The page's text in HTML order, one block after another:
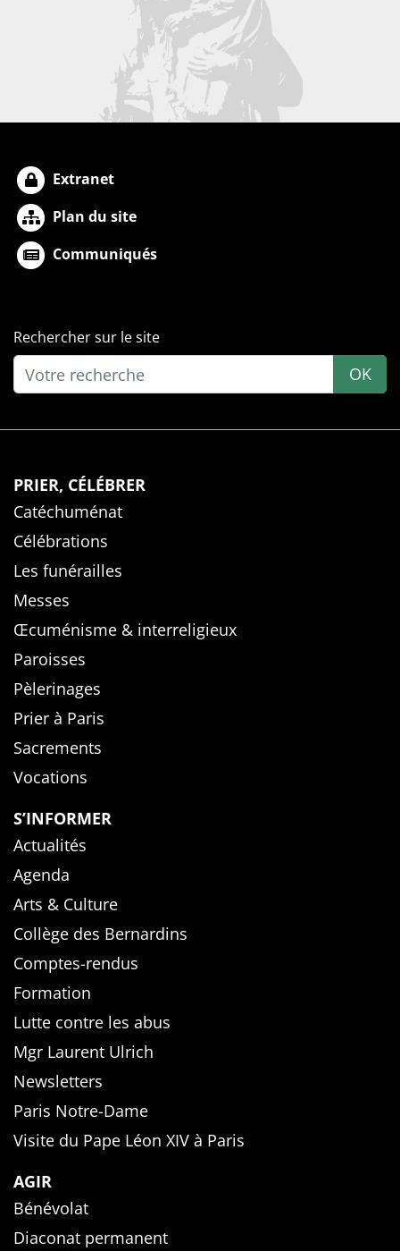
Extranet
Plan du site
Communiqués
Rechercher sur le site
OK
PRIER, CÉLÉBRER
Catéchuménat
Célébrations
Les funérailles
Messes
Œcuménisme & interreligieux
Paroisses
Pèlerinages
Prier à Paris
Sacrements
Vocations
S’INFORMER
Actualités
Agenda
Arts & Culture
Collège des Bernardins
Comptes-rendus
Formation
Lutte contre les abus
Mgr Laurent Ulrich
Newsletters
Paris Notre-Dame
Visite du Pape Léon XIV à Paris
AGIR
Bénévolat
Diaconat permanent